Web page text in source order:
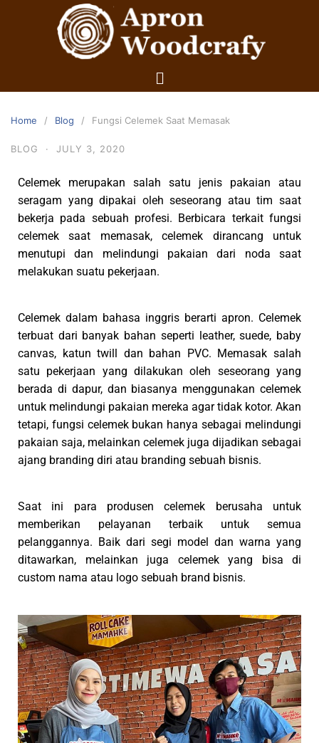
Home Blog Fungsi Celemek Saat Memasak
BLOG · JULY 3, 2020
Celemek merupakan salah satu jenis pakaian atau
seragam yang dipakai oleh seseorang atau tim saat
bekerja pada sebuah profesi. Berbicara terkait fungsi
celemek saat memasak, celemek dirancang untuk
menutupi dan melindungi pakaian dari noda saat
melakukan suatu pekerjaan.
Celemek dalam bahasa inggris berarti apron. Celemek
terbuat dari banyak bahan seperti leather, suede, baby
canvas, katun twill dan bahan PVC. Memasak salah
satu pekerjaan yang dilakukan oleh seseorang yang
berada di dapur, dan biasanya menggunakan celemek
untuk melindungi pakaian mereka agar tidak kotor. Akan
tetapi, fungsi celemek bukan hanya sebagai melindungi
pakaian saja, melainkan celemek juga dijadikan sebagai
ajang branding diri atau branding sebuah bisnis.
Saat ini para produsen celemek berusaha untuk
memberikan pelayanan terbaik untuk semua
pelanggannya. Baik dari segi model dan warna yang
ditawarkan, melainkan juga celemek yang bisa di
custom nama atau logo sebuah brand bisnis.